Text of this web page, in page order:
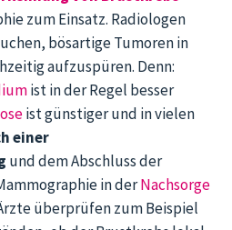
zum Einsatz. Radiologen
bösartige Tumoren in
aufzuspüren. Denn:
ist in der Regel besser
ist günstiger und in vielen
einer
und dem Abschluss der
in derNachsorge
überprüfen zum Beispiel